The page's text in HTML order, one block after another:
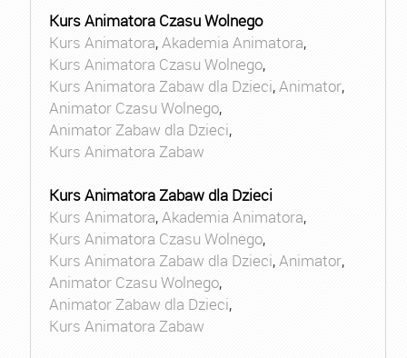
Kurs Animatora Czasu Wolnego
Kurs Animatora,Akademia Animatora,
Kurs Animatora Czasu Wolnego,
Kurs Animatora Zabaw dla Dzieci,Animator,
Animator Czasu Wolnego,
Animator Zabaw dla Dzieci,
Kurs Animatora Zabaw
Kurs Animatora Zabaw dla Dzieci
Kurs Animatora,Akademia Animatora,
Kurs Animatora Czasu Wolnego,
Kurs Animatora Zabaw dla Dzieci,Animator,
Animator Czasu Wolnego,
Animator Zabaw dla Dzieci,
Kurs Animatora Zabaw